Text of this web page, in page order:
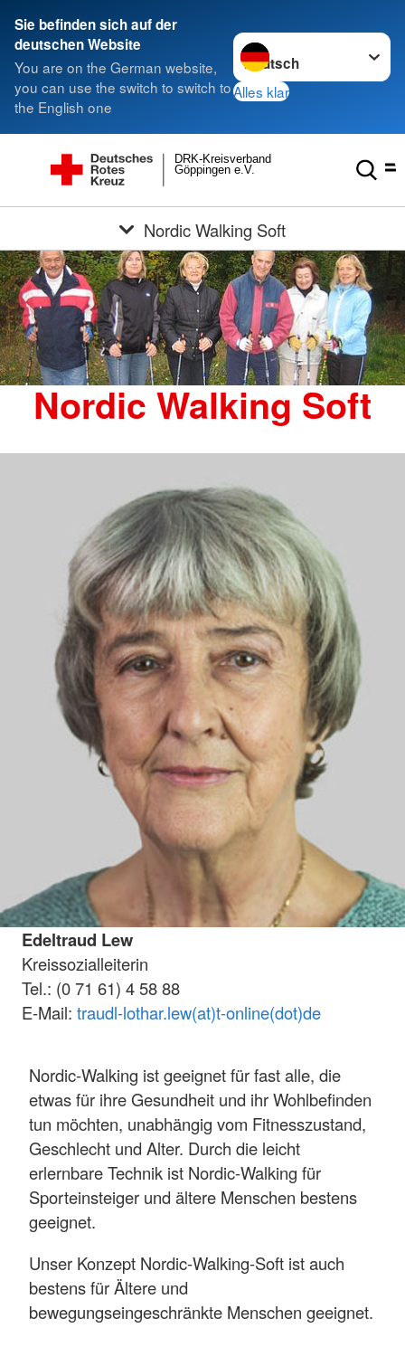
Sie befinden sich auf der
deutschen Website
You are on the German website,
you can use the switch to switch to
the English one
Sprache wechseln zu
Alles klar
Göppingen e.V.
DRK-Kreisverband
Nordic Walking Soft
Nordic Walking Soft
Edeltraud Lew
Kreissozialleiterin
Tel.: (0 71 61) 4 58 88
E-Mail: traudl-lothar.lew(at)t-online(dot)de
Nordic-Walking ist geeignet für fast alle, die
etwas für ihre Gesundheit und ihr Wohlbefinden
tun möchten, unabhängig vom Fitnesszustand,
Geschlecht und Alter. Durch die leicht
erlernbare Technik ist Nordic-Walking für
Sporteinsteiger und ältere Menschen bestens
geeignet.
Unser Konzept Nordic-Walking-Soft ist auch
bestens für Ältere und
bewegungseingeschränkte Menschen geeignet.